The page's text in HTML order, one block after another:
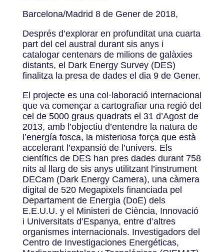
Barcelona/Madrid 8 de Gener de 2018,
Després d’explorar en profunditat una cuarta
part del cel austral durant sis anys i
catalogar centenars de milions de galàxies
distants, el Dark Energy Survey (DES)
finalitza la presa de dades el dia 9 de Gener.
El projecte es una col·laboració internacional
que va començar a cartografiar una regió del
cel de 5000 graus quadrats el 31 d’Agost de
2013, amb l’objectiu d’entendre la natura de
l’energía fosca, la misteriosa força que està
accelerant l’expansió de l’univers. Els
científics de DES han pres dades durant 758
nits al llarg de sis anys utilitzant l’instrument
DECam (Dark Energy Camera), una càmera
digital de 520 Megapixels financiada pel
Departament de Energia (DoE) dels
E.E.U.U. y el Ministeri de Ciència, Innovació
i Universitats d’Espanya, entre d’altres
organismes internacionals. Investigadors del
Centro de Investigaciones Energéticas,